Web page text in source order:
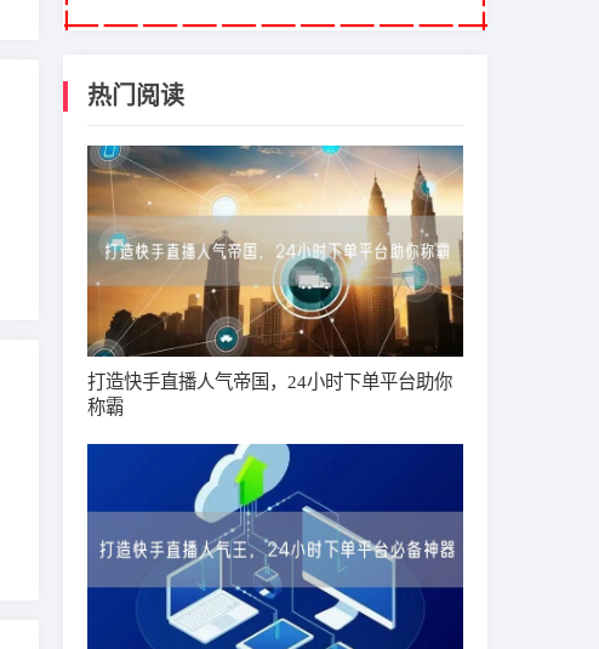
热门阅读
打造快手直播人气帝国，24小时下单平台助你
称霸